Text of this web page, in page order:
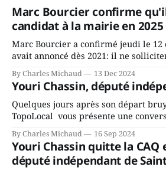
Marc Bourcier confirme
candidat à la mairie en 2025
Marc Bourcier a confirmé jeudi le 12
avait annoncé dès 2021: il ne
mandat à titre de maire de Saint-
fait l’annonce en s’adressant aux
rassemblés en soirée pour leur
By Charles Michaud 13 Dec 2024
Youri Chassin, député
Quelques jours après son départ
TopoLocal vous présente une
Chassin. Nous avons causé de sa
depuis longtemps? Sera-t-il candidat
ans? Joindrait-il un autre parti, par
conservateurs d’Éric Duhaime? Que
By Charles Michaud 16 Sep 2024
Youri Chassin quitte la CAQ
député indépendant de